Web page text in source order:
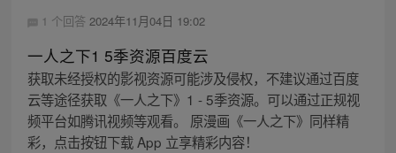
1 个回答 2024年11月04日 19:02
一人之下1 5季资源百度云
获取未经授权的影视资源可能涉及侵权，不建议通过百度
云等途径获取《一人之下》1 - 5季资源。可以通过正规视
频平台如腾讯视频等观看。 原漫画《一人之下》同样精
彩，点击按钮下载 App 立享精彩内容！